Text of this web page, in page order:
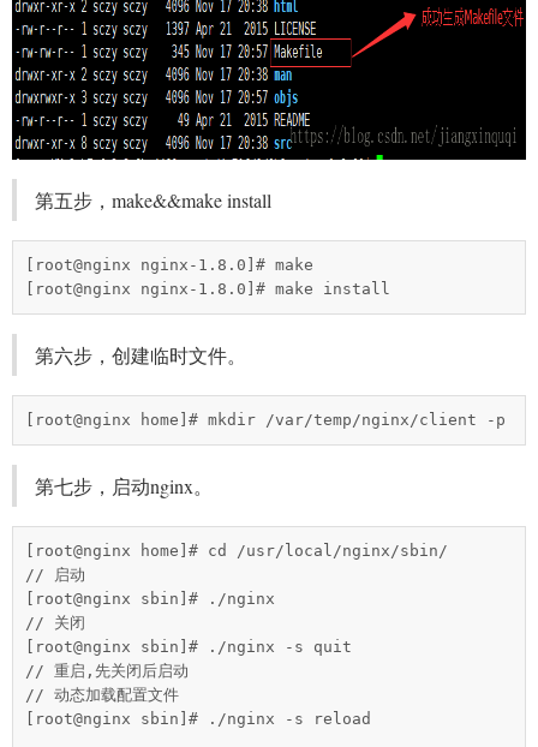
第五步，make&&make install
[root@nginx nginx-1.8.0]# make
[root@nginx nginx-1.8.0]# make install
第六步，创建临时文件。
[root@nginx home]# mkdir /var/temp/nginx/client -p
第七步，启动nginx。
[root@nginx home]# cd /usr/local/nginx/sbin/
// 启动
[root@nginx sbin]# ./nginx
// 关闭
[root@nginx sbin]# ./nginx -s quit
// 重启,先关闭后启动
// 动态加载配置文件
[root@nginx sbin]# ./nginx -s reload